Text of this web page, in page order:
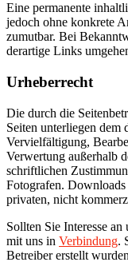
Eine permanente
jedoch ohne konkrete
zumutbar. Bei
derartige Links
Urheberrecht
Die durch die
Seiten unterliegen dem
Vervielfältigung,
Verwertung außerhalb
schriftlichen
Fotografen.
privaten, nicht
Sollten Sie Interesse an
mit uns in Verbindung.
Betreiber erstellt